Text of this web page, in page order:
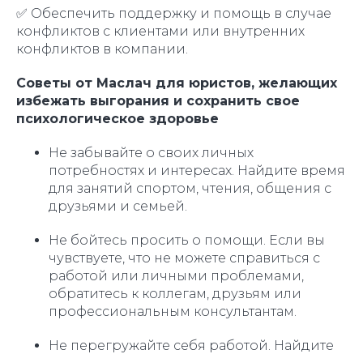
✅ Обеспечить поддержку и помощь в случае
конфликтов с клиентами или внутренних
конфликтов в компании.
Советы от Маслач для юристов, желающих
избежать выгорания и сохранить свое
психологическое здоровье
Не забывайте о своих личных
потребностях и интересах. Найдите время
для занятий спортом, чтения, общения с
друзьями и семьей.
Не бойтесь просить о помощи. Если вы
чувствуете, что не можете справиться с
работой или личными проблемами,
обратитесь к коллегам, друзьям или
профессиональным консультантам.
Не перегружайте себя работой. Найдите